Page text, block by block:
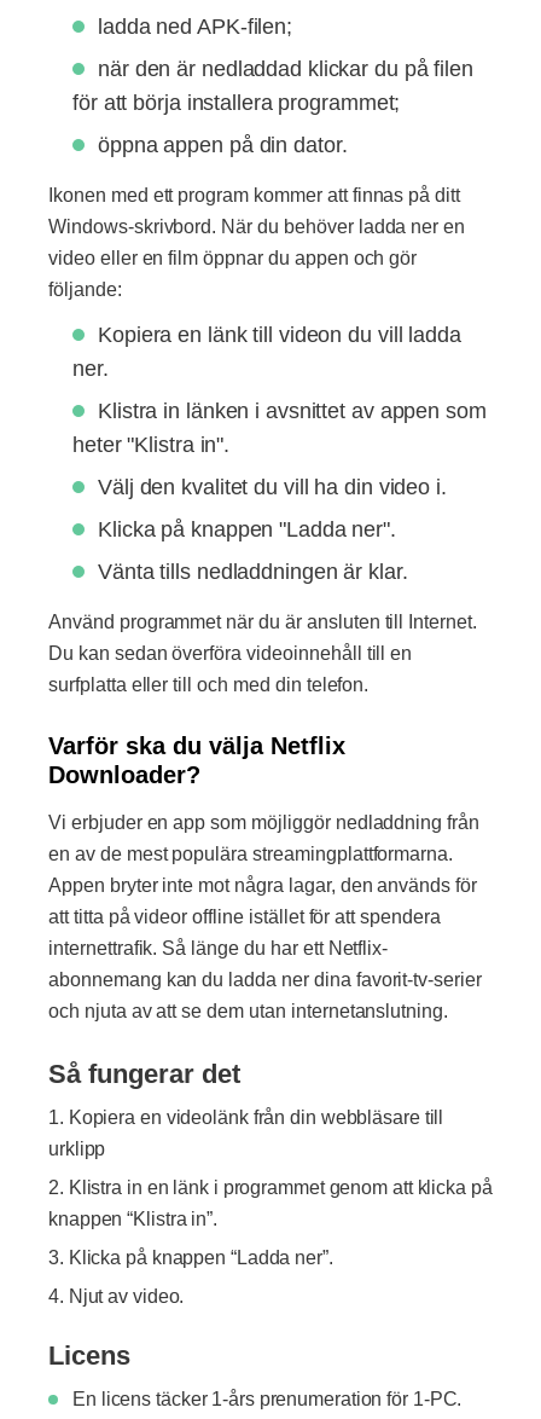
ladda ned APK-filen;
när den är nedladdad klickar du på filen
för att börja installera programmet;
öppna appen på din dator.
Ikonen med ett program kommer att finnas på ditt
Windows-skrivbord. När du behöver ladda ner en
video eller en film öppnar du appen och gör
följande:
Kopiera en länk till videon du vill ladda
ner.
Klistra in länken i avsnittet av appen som
heter "Klistra in".
Välj den kvalitet du vill ha din video i.
Klicka på knappen "Ladda ner".
Vänta tills nedladdningen är klar.
Använd programmet när du är ansluten till Internet.
Du kan sedan överföra videoinnehåll till en
surfplatta eller till och med din telefon.
Varför ska du välja Netflix
Downloader?
Vi erbjuder en app som möjliggör nedladdning från
en av de mest populära streamingplattformarna.
Appen bryter inte mot några lagar, den används för
att titta på videor offline istället för att spendera
internettrafik. Så länge du har ett Netflix-
abonnemang kan du ladda ner dina favorit-tv-serier
och njuta av att se dem utan internetanslutning.
Så fungerar det
Kopiera en videolänk från din webbläsare till
urklipp
Klistra in en länk i programmet genom att klicka på
knappen “Klistra in”.
Klicka på knappen “Ladda ner”.
Njut av video.
Licens
En licens täcker 1-års prenumeration för 1-PC.